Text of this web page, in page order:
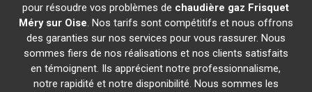
pour résoudre vos problèmes de chaudière gaz Frisquet
Méry sur Oise. Nos tarifs sont compétitifs et nous offrons
des garanties sur nos services pour vous rassurer. Nous
sommes fiers de nos réalisations et nos clients satisfaits
en témoignent. Ils apprécient notre professionnalisme,
notre rapidité et notre disponibilité. Nous sommes les